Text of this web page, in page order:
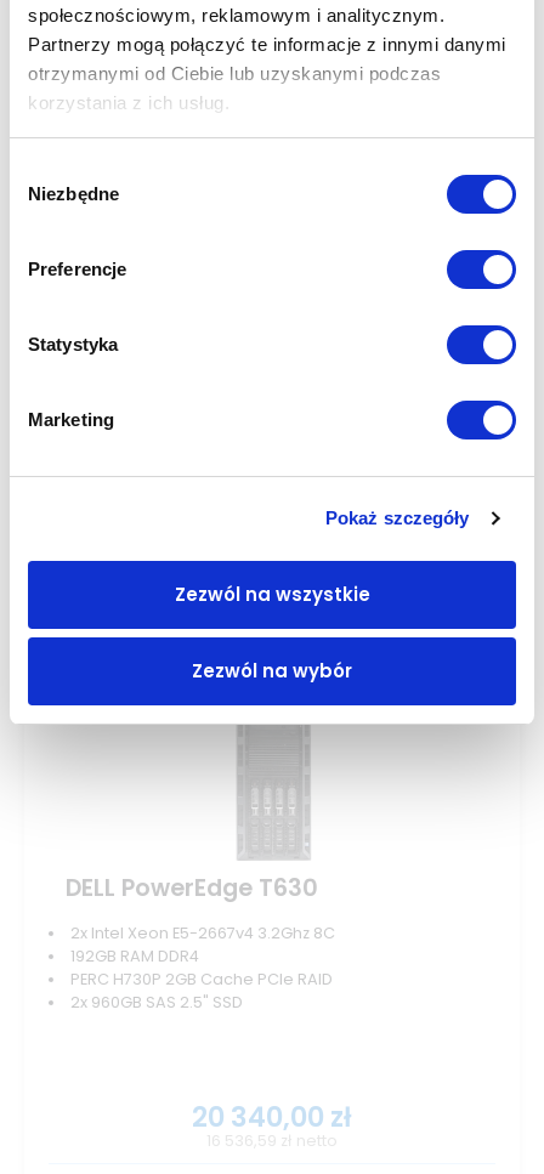
społecznościowym, reklamowym i analitycznym.
Partnerzy mogą połączyć te informacje z innymi danymi
otrzymanymi od Ciebie lub uzyskanymi podczas
korzystania z ich usług.
zgody
Niezbędne
Preferencje
Statystyka
Marketing
Pokaż szczegóły
Zezwól na wszystkie
Zezwól na wybór
PERC H755 8GB Cache Front RAID
Broadcom 57454 4x10Gb RJ45, OCP 3.0
Kondycja:Dell Outlet
Zobacz szczegóły
DELL PowerEdge T630
2x Intel Xeon E5-2667v4 3.2Ghz 8C
192GB RAM DDR4
PERC H730P 2GB Cache PCIe RAID
2x 960GB SAS 2.5" SSD
20 340,00 zł
16 536,59 zł netto